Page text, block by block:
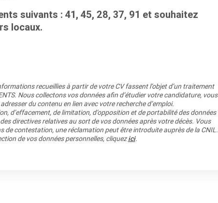
suivants : 41, 45, 28, 37, 91 et souhaitez
locaux.
recueillies à partir de votre CV fassent l’objet d’un traitement
Nous collectons vos données afin d’étudier votre candidature, vous
du contenu en lien avec votre recherche d’emploi.
d’effacement, de limitation, d’opposition et de portabilité des données
directives relatives au sort de vos données après votre décès. Vous
de contestation, une réclamation peut être introduite auprès de la CNIL.
de vos données personnelles, cliquezici.